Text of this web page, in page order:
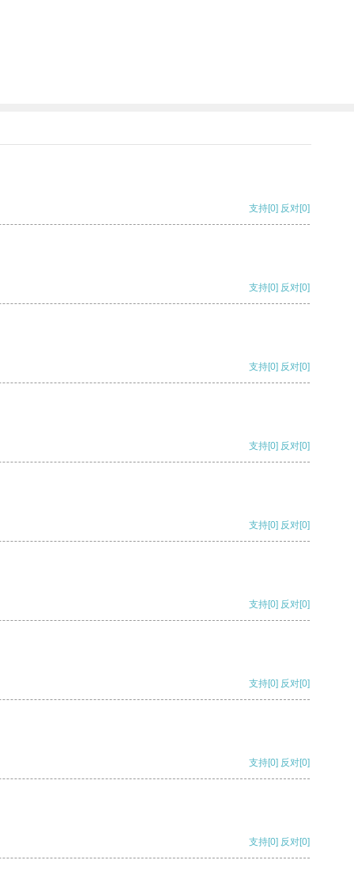
支持[0] 反对[0]
支持[0] 反对[0]
支持[0] 反对[0]
支持[0] 反对[0]
支持[0] 反对[0]
支持[0] 反对[0]
支持[0] 反对[0]
支持[0] 反对[0]
支持[0] 反对[0]